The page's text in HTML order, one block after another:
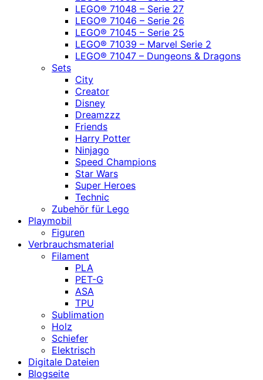
LEGO® 71048 – Serie 27
LEGO® 71046 – Serie 26
LEGO® 71045 – Serie 25
LEGO® 71039 – Marvel Serie 2
LEGO® 71047 – Dungeons & Dragons
Sets
City
Creator
Disney
Dreamzzz
Friends
Harry Potter
Ninjago
Speed Champions
Star Wars
Super Heroes
Technic
Zubehör für Lego
Playmobil
Figuren
Verbrauchsmaterial
Filament
PLA
PET-G
ASA
TPU
Sublimation
Holz
Schiefer
Elektrisch
Digitale Dateien
Blogseite